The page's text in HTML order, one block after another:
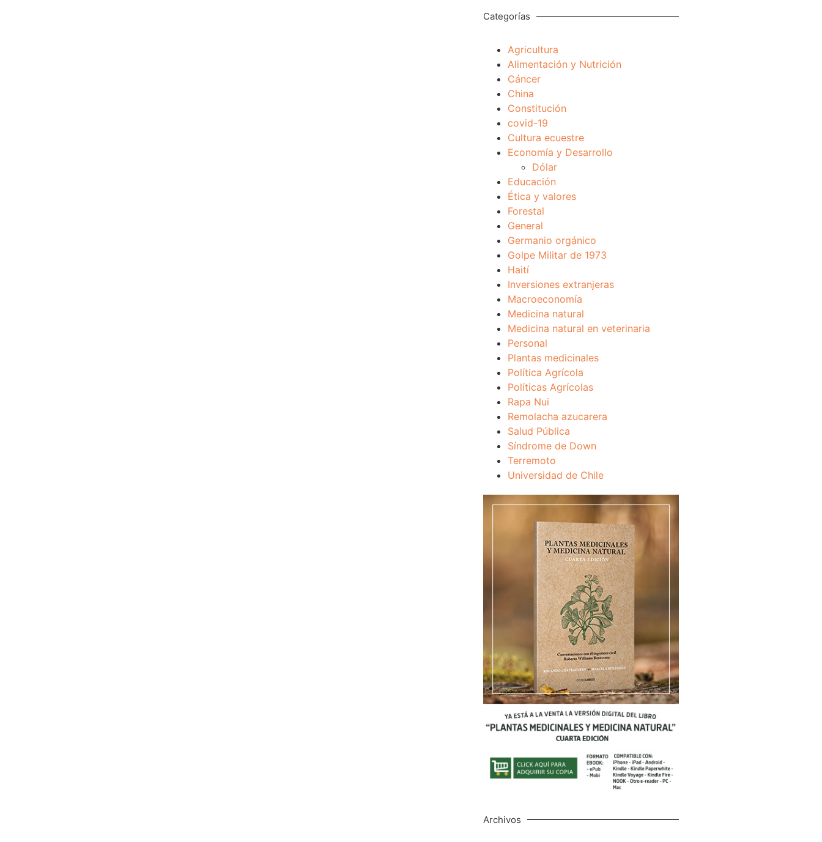
Categorías
Agricultura
Alimentación y Nutrición
Cáncer
China
Constitución
covid-19
Cultura ecuestre
Economía y Desarrollo
Dólar
Educación
Ética y valores
Forestal
General
Germanio orgánico
Golpe Militar de 1973
Haití
Inversiones extranjeras
Macroeconomía
Medicina natural
Medicina natural en veterinaria
Personal
Plantas medicinales
Política Agrícola
Políticas Agrícolas
Rapa Nui
Remolacha azucarera
Salud Pública
Síndrome de Down
Terremoto
Universidad de Chile
Archivos